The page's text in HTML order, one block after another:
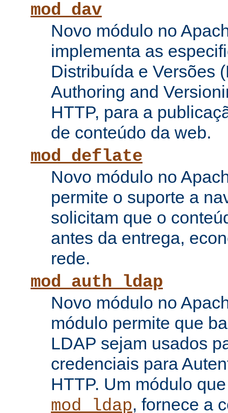
mod_dav
Novo módulo no
implementa as
Distribuída e Versões
Authoring and
HTTP, para a
de conteúdo da web.
mod_deflate
Novo módulo no
permite o suporte a
solicitam que o
antes da entrega,
rede.
mod_auth_ldap
Novo módulo no
módulo permite que
LDAP sejam usados
credenciais para
HTTP. Um módulo
mod_ldap, fornece a